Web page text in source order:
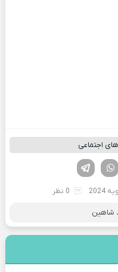
اجتماعی
لینکدین
0 نظر
شاهین